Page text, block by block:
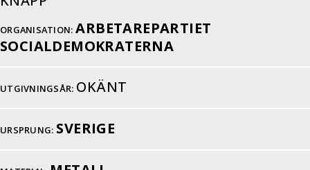
ORGANISATION: ARBETAREPARTIET
SOCIALDEMOKRATERNA
UTGIVNINGSÅR: OKÄNT
URSPRUNG: SVERIGE